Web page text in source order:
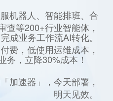
机器人、智能排班、合
查等200+行业智能体，
成业务工作流AI转化。
费，低使用运维成本，
务，立降30%成本！
速器」，今天部署，
明天见效。